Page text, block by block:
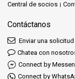
Central de socios
Contáctanos
Enviar una solicitud
Chatea con
Connect by
Connect by